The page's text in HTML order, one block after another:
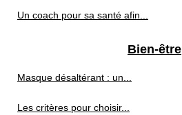
Un coach pour sa santé afin...
Bien-être
Masque désaltérant : un...
Les critères pour choisir...